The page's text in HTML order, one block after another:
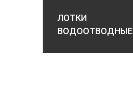
ЛОТКИ
ВОДООТВОДНЫЕ